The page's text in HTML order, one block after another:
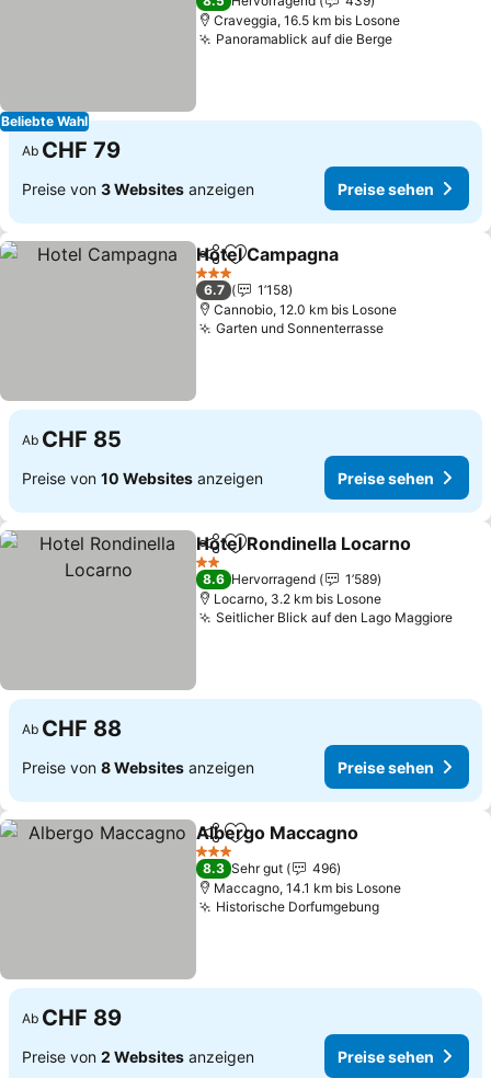
Beliebte Wahl
Craveggia, 16.5 km bis Losone
Panoramablick auf die Berge
Ab CHF 79
Preise von 3 Websites anzeigen Preise sehen
TeilenZu Favoriten hinzufügen
Hotel Campagna
3 Sterne
6.7
1’158
Cannobio, 12.0 km bis Losone
Garten und Sonnenterrasse
Ab CHF 85
Preise von 10 Websites anzeigen Preise sehen
TeilenZu Favoriten hinzufügen
Hotel Rondinella Locarno
2 Sterne
8.6 Hervorragend
1’589
Locarno, 3.2 km bis Losone
Seitlicher Blick auf den Lago Maggiore
Ab CHF 88
Preise von 8 Websites anzeigen Preise sehen
TeilenZu Favoriten hinzufügen
Albergo Maccagno
3 Sterne
8.3 Sehr gut
496
Maccagno, 14.1 km bis Losone
Historische Dorfumgebung
Ab CHF 89
Preise von 2 Websites anzeigen Preise sehen